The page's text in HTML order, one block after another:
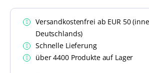
Versandkostenfrei ab EUR 50
Deutschlands)
Schnelle Lieferung
über 4400 Produkte auf Lager